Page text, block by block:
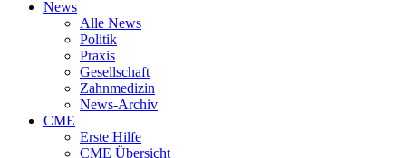
News
Alle News
Politik
Praxis
Gesellschaft
Zahnmedizin
News-Archiv
CME
Erste Hilfe
CME Übersicht